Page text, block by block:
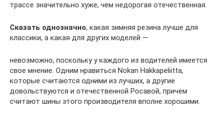
трассе значительно хуже, чем недорогая отечественная.
Сказать однозначно, какая зимняя резина лучше для
классики, а какая для других моделей —
невозможно, поскольку у каждого из водителей имеется
свое мнение. Одним нравиться Nokan Hakkapeliitta,
которые считаются одними из лучших, а другие
довольствуются и отечественной Росавой, причем
считают шины этого производителя вполне хорошими.